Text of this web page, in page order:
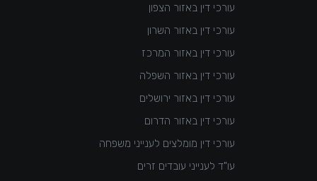
עורכי דין באזור הצפון
עורכי דין באזור השרון
עורכי דין באזור המרכז
עורכי דין באזור השפלה
עורכי דין באזור ירושלים
עורכי דין באזור הדרום
עורכי דין מומלצים לענייני משפחה
עו"ד לענייני עובדים זרים